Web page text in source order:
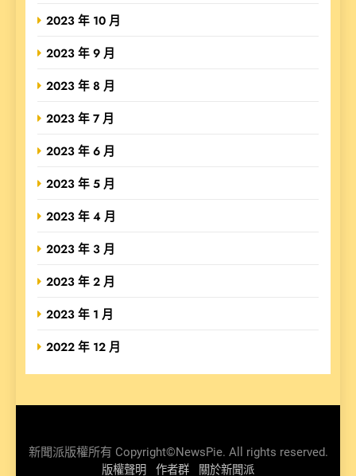
2023 年 10 月
2023 年 9 月
2023 年 8 月
2023 年 7 月
2023 年 6 月
2023 年 5 月
2023 年 4 月
2023 年 3 月
2023 年 2 月
2023 年 1 月
2022 年 12 月
新聞派版權所有 Copyright©NewsPie. All rights reserved.
版權聲明 作者群 關於新聞派